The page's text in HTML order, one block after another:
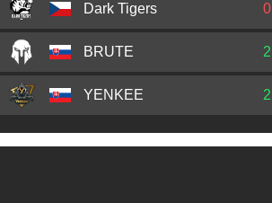
Dark Tigers 0
BRUTE 2
YENKEE 2